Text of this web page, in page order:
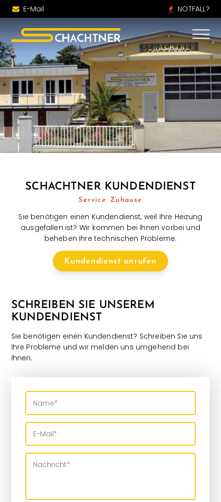
E-Mail NOTFALL?
SCHACHTNER KUNDENDIENST
Service Zuhause
Sie benötigen einen Kundendienst, weil Ihre Heizung
ausgefallen ist? Wir kommen bei Ihnen vorbei und
beheben Ihre technischen Probleme.
Kundendienst anrufen
SCHREIBEN SIE UNSEREM
KUNDENDIENST
Sie benötigen einen Kundendienst? Schreiben Sie uns
Ihre Probleme und wir melden uns umgehend bei
Ihnen.